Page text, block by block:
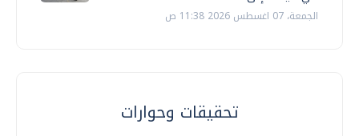
الجمعة، 07 اغسطس 2026 11:38 ص
تحقيقات وحوارات